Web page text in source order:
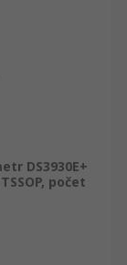
DS3930E+
počet